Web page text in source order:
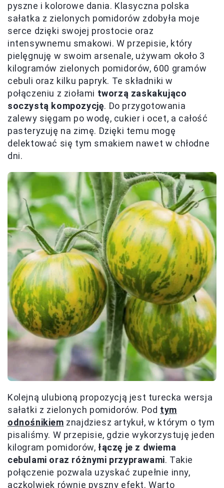
pyszne i kolorowe dania. Klasyczna polska
sałatka z zielonych pomidorów zdobyła moje
serce dzięki swojej prostocie oraz
intensywnemu smakowi. W przepisie, który
pielęgnuję w swoim arsenale, używam około 3
kilogramów zielonych pomidorów, 600 gramów
cebuli oraz kilku papryk. Te składniki w
połączeniu z ziołami tworzą zaskakująco
soczystą kompozycję. Do przygotowania
zalewy sięgam po wodę, cukier i ocet, a całość
pasteryzuję na zimę. Dzięki temu mogę
delektować się tym smakiem nawet w chłodne
dni.
Kolejną ulubioną propozycją jest turecka wersja
sałatki z zielonych pomidorów. Pod tym
odnośnikiem znajdziesz artykuł, w którym o tym
pisaliśmy. W przepisie, gdzie wykorzystuję jeden
kilogram pomidorów,łączę je z dwiema
cebulami oraz różnymi przyprawami. Takie
połączenie pozwala uzyskać zupełnie inny,
aczkolwiek równie pyszny efekt. Warto